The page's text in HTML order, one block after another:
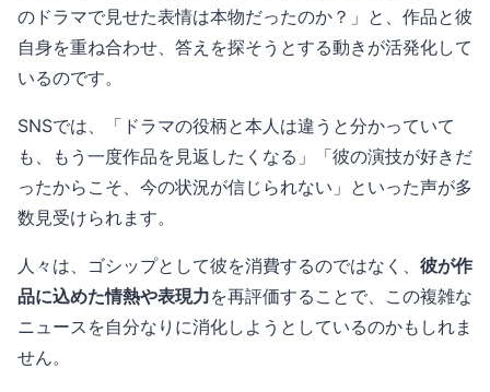
のドラマで見せた表情は本物だったのか？」と、作品と彼
自身を重ね合わせ、答えを探そうとする動きが活発化して
いるのです。
SNSでは、「ドラマの役柄と本人は違うと分かっていて
も、もう一度作品を見返したくなる」「彼の演技が好きだ
ったからこそ、今の状況が信じられない」といった声が多
数見受けられます。
人々は、ゴシップとして彼を消費するのではなく、 彼が作
品に込めた情熱や表現力を再評価することで、この複雑な
ニュースを自分なりに消化しようとしているのかもしれま
せん。